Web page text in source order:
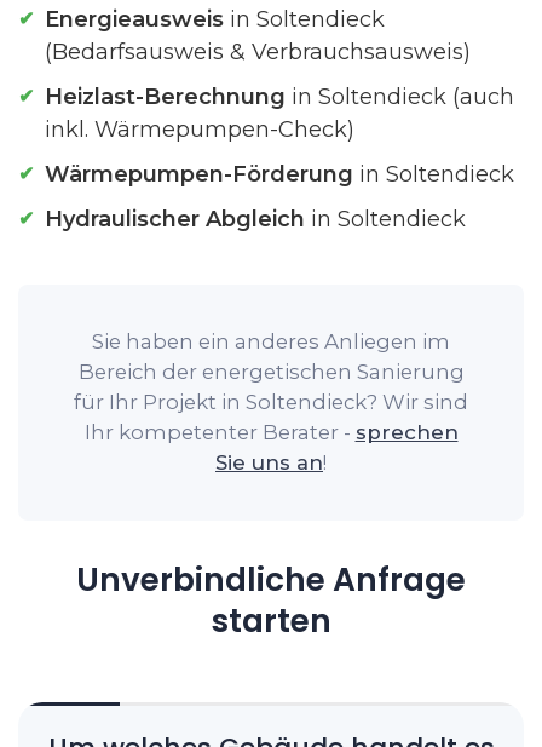
Energieausweis in Soltendieck
(Bedarfsausweis & Verbrauchsausweis)
Heizlast-Berechnung in Soltendieck (auch
inkl. Wärmepumpen-Check)
Wärmepumpen-Förderung in Soltendieck
Hydraulischer Abgleich in Soltendieck
Sie haben ein anderes Anliegen im
Bereich der energetischen Sanierung
für Ihr Projekt in Soltendieck? Wir sind
Ihr kompetenter Berater - sprechen
Sie uns an!
Unverbindliche Anfrage
starten